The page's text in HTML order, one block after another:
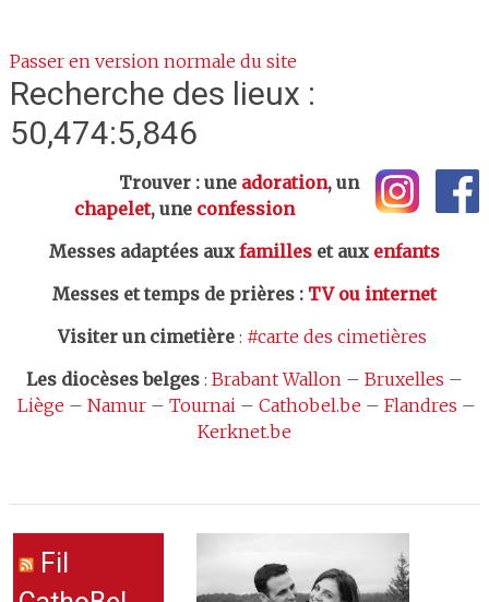
Passer en version normale du site
Recherche des lieux :
50,474:5,846
Trouver : une adoration, un
chapelet, une confession
Messes adaptées aux familleset aux enfants
Messes et temps de prières: TV ou internet
Visiter un cimetière: #carte des cimetières
Les diocèses belges: Brabant Wallon– Bruxelles –
Liège – Namur– Tournai– Cathobel.be – Flandres –
Kerknet.be
Fil